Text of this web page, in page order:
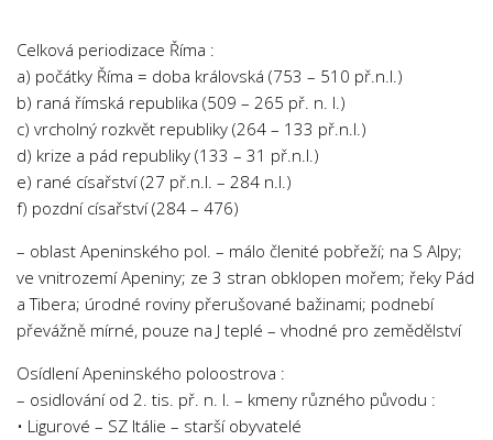
Ekonomie
Fyzika
Informatika
Jazyky
Management
Marketing
Němčina
Občanská nauka
Právo
Psychologie a Sociologie
Celková periodizace Říma :
a) počátky Říma = doba královská (753 – 510 př.n.l.)
b) raná římská republika (509 – 265 př. n. l.)
c) vrcholný rozkvět republiky (264 – 133 př.n.l.)
d) krize a pád republiky (133 – 31 př.n.l.)
e) rané císařství (27 př.n.l. – 284 n.l.)
f) pozdní císařství (284 – 476)
– oblast Apeninského pol. – málo členité pobřeží; na S Alpy;
ve vnitrozemí Apeniny; ze 3 stran obklopen mořem; řeky Pád
a Tibera; úrodné roviny přerušované bažinami; podnebí
převážně mírné, pouze na J teplé – vhodné pro zemědělství
Osídlení Apeninského poloostrova :
– osidlování od 2. tis. př. n. l. – kmeny různého původu :
• Ligurové – SZ Itálie – starší obyvatelé